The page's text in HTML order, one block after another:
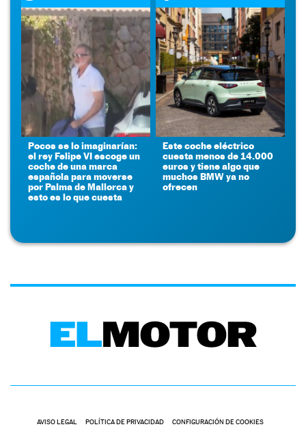
Pocos se lo imaginarían:
el rey Felipe VI escoge un
coche de una marca
española para moverse
por Palma de Mallorca y
esto es lo que cuesta
Este coche eléctrico
cuesta menos de 14.000
euros y tiene algo que
muchos BMW ya no
ofrecen
AVISO LEGAL POLÍTICA DE PRIVACIDAD CONFIGURACIÓN DE COOKIES